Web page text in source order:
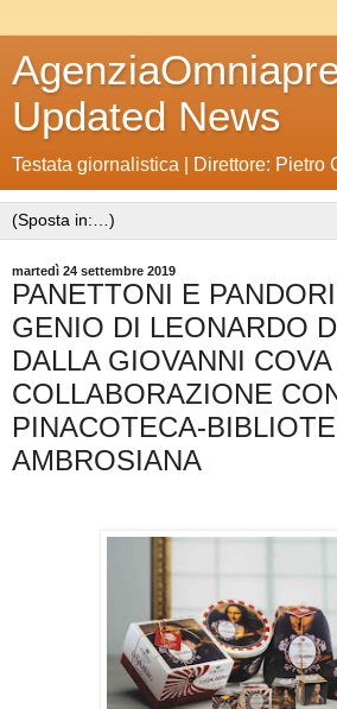
Updated News
Testata giornalistica | Direttore: Pietro
martedì 24 settembre 2019
PANETTONI E
GENIO DI LEONARDO
DALLA GIOVANNI
COLLABORAZIONE
PINACOTECA-
AMBROSIANA